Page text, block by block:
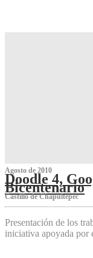
Agosto de 2010
Doodle 4,
Bicentenario
Castillo de Chapultepec
Presentación de los
iniciativa apoyada